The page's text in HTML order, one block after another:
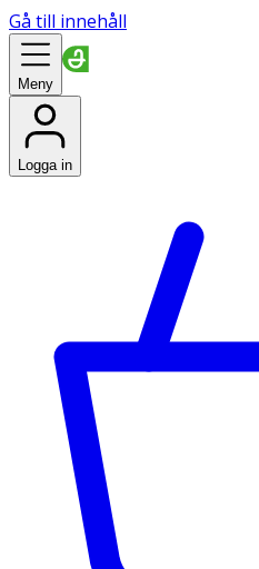
Gå till innehåll
Meny
Logga in